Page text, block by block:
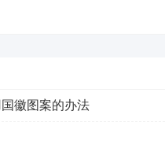
徽图案的办法